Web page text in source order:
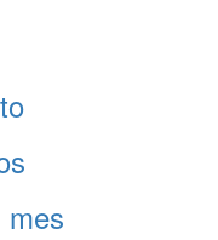
mes